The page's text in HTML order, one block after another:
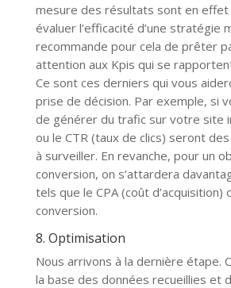
mesure des résultats sont en
évaluer l’efficacité d’une stratégie
recommande pour cela de prêter
attention aux Kpis qui se
Ce sont ces derniers qui vous
prise de décision. Par exemple, si
de générer du trafic sur votre site
ou le CTR (taux de clics) seront
à surveiller. En revanche, pour un
conversion, on s’attardera
tels que le CPA (coût d’acquisition)
conversion.
8. Optimisation
Nous arrivons à la dernière étape.
la base des données recueillies et